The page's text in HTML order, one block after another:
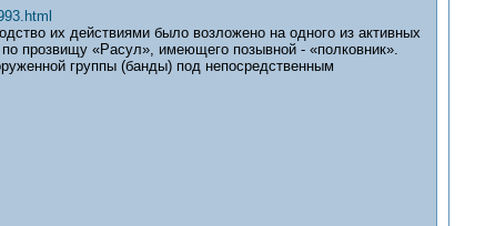
их действиями было возложено на одного из активных
прозвищу «Расул», имеющего позывной - «полковник».
группы (банды) под непосредственным